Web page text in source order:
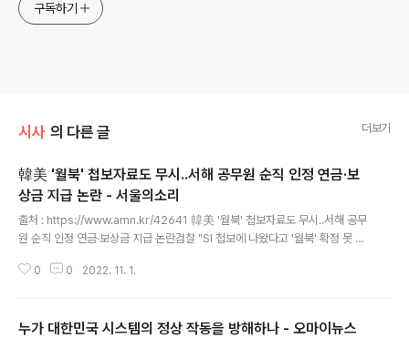
구독하기
시사 의 다른 글 더보기
韓美 '월북' 첩보자료도 무시..서해 공무원 순직 인정 연금·보
상금 지급 논란 - 서울의소리
출처 : https://www.amn.kr/42641 韓美 '월북' 첩보자료도 무시..서해 공무
원 순직 인정 연금·보상금 지급 논란검찰 "SI 첩보에 나왔다고 '월북' 확정 못 한
9 [09:14] "이젠 미군 합동 첩보 자료도 못믿겠다니 친미 보수정권 맞아?" 서
난 2020년 서해에서 북한군에 피격된 해양수산부 소속으로 어업지도선을 탔
0 0 2022. 11. 1.
누가 대한민국 시스템의 정상 작동을 방해하나 - 오마이뉴스